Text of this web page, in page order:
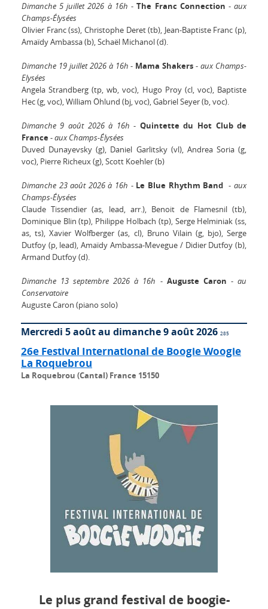
Dimanche 5 juillet 2026 à 16h -The Franc Connection -aux
Champs-Élysées
Olivier Franc (ss), Christophe Deret (tb), Jean-Baptiste Franc (p),
Amaïdy Ambassa (b), Schaël Michanol (d).
Dimanche 19 juillet 2026 à 16h- Mama Shakers -aux Champs-
Elysées
Angela Strandberg (tp, wb, voc), Hugo Proy (cl, voc), Baptiste
Hec (g, voc), William Öhlund (bj, voc), Gabriel Seyer (b, voc).
Dimanche 9 août 2026 à 16h - Quintette du Hot Club de
France-aux Champs-Élysées
Duved Dunayevsky (g), Daniel Garlitsky (vl), Andrea Soria (g,
voc), Pierre Richeux (g), Scott Koehler (b)
Dimanche 23 août 2026 à 16h - Le Blue Rhythm Band -aux
Champs-Élysées
Claude Tissendier (as, lead, arr.), Benoit de Flamesnil (tb),
Dominique Blin (tp), Philippe Holbach (tp), Serge Helminiak (ss,
as, ts), Xavier Wolfberger (as, cl), Bruno Vilain (g, bjo), Serge
Dutfoy (p, lead), Amaïdy Ambassa-Mevegue / Didier Dutfoy (b),
Armand Dutfoy (d).
Dimanche 13 septembre 2026 à 16h - Auguste Caron -au
Conservatoire
Auguste Caron (piano solo)
Mercredi 5 août au dimanche 9 août 2026 285
26e Festival International de Boogie Woogie
La Roquebrou
La Roquebrou (Cantal) France 15150
Le plus grand festival de boogie-